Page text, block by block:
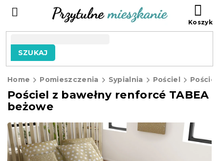
SZUKAJ
Home Pomieszczenia Sypialnia Pościel
Pościel z bawełny renforcé TABEA
beżowe